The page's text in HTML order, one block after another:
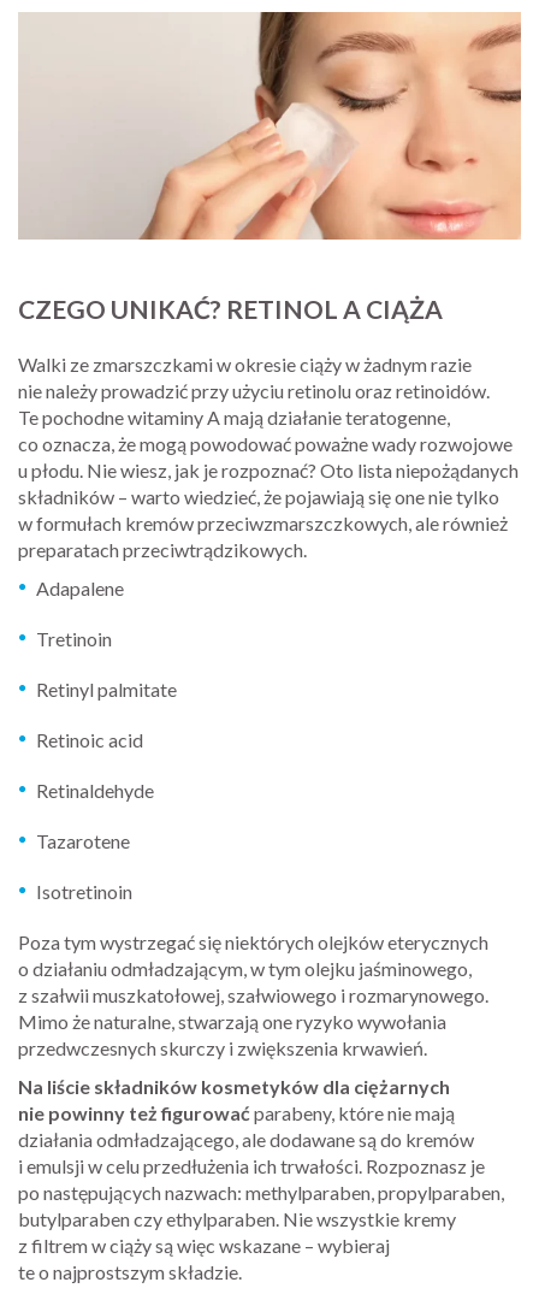
CZEGO UNIKAĆ? RETINOL A CIĄŻA
Walki ze zmarszczkami w okresie ciąży w żadnym razie
nie należy prowadzić przy użyciu retinolu oraz retinoidów.
Te pochodne witaminy A mają działanie teratogenne,
co oznacza, że mogą powodować poważne wady rozwojowe
u płodu. Nie wiesz, jak je rozpoznać? Oto lista niepożądanych
składników – warto wiedzieć, że pojawiają się one nie tylko
w formułach kremów przeciwzmarszczkowych, ale również
preparatach przeciwtrądzikowych.
Adapalene
Tretinoin
Retinyl palmitate
Retinoic acid
Retinaldehyde
Tazarotene
Isotretinoin
Poza tym wystrzegać się niektórych olejków eterycznych
o działaniu odmładzającym, w tym olejku jaśminowego,
z szałwii muszkatołowej, szałwiowego i rozmarynowego.
Mimo że naturalne, stwarzają one ryzyko wywołania
przedwczesnych skurczy i zwiększenia krwawień.
Na liście składników kosmetyków dla ciężarnych
nie powinny też figurowaćparabeny, które nie mają
działania odmładzającego, ale dodawane są do kremów
i emulsji w celu przedłużenia ich trwałości. Rozpoznasz je
po następujących nazwach: methylparaben, propylparaben,
butylparaben czy ethylparaben. Nie wszystkie kremy
z filtrem w ciąży są więc wskazane – wybieraj
te o najprostszym składzie.